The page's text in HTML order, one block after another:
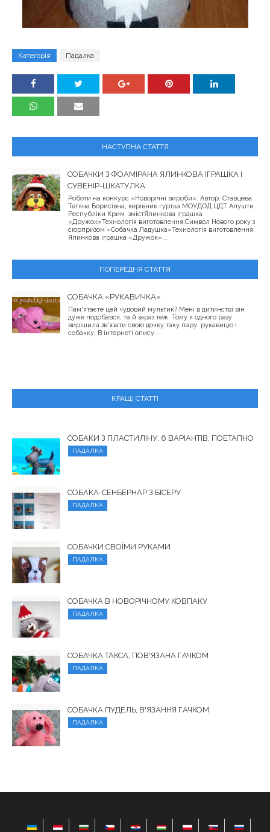
Категорія Падалка
НАСТУПНА СТАТТЯ
СОБАЧКИ З ФОАМІРАНА ЯЛИНКОВА ІГРАШКА І
СУВЕНІР-ШКАТУЛКА
Роботи на конкурс «Новорічні вироби«. Автор: Ставцева
Тетяна Борисівна, керівник гуртка МОУДОД ЦДТ Алушти
Республіки Крим. змістЯлинкова іграшка
«Дружок»Технологія виготовлення:Символ Нового року з
сюрпризом «Собачка Ладушка»Технологія виготовлення:
Ялинкова іграшка «Дружок»...
ПОПЕРЕДНЯ СТАТТЯ
СОБАЧКА «РУКАВИЧКА»
Пам'ятаєте цей чудовий мультик? Мені в дитинстві він
дуже подобався, та й зараз теж. Тому я одного разу
вирішила зв'язати свою дочку таку пару: рукавицю і
собачку. В інтернеті опису...
КРАЩІ СТАТТІ
СОБАКИ З ПЛАСТИЛІНУ, 6 ВАРІАНТІВ, ПОЕТАПНО
ПАДАЛКА
СОБАКА-СЕНБЕРНАР З БІСЕРУ
ПАДАЛКА
СОБАЧКИ СВОЇМИ РУКАМИ
ПАДАЛКА
СОБАЧКА В НОВОРІЧНОМУ КОВПАКУ
ПАДАЛКА
СОБАЧКА ТАКСА, ПОВ'ЯЗАНА ГАЧКОМ
ПАДАЛКА
СОБАЧКА ПУДЕЛЬ, В'ЯЗАННЯ ГАЧКОМ
ПАДАЛКА